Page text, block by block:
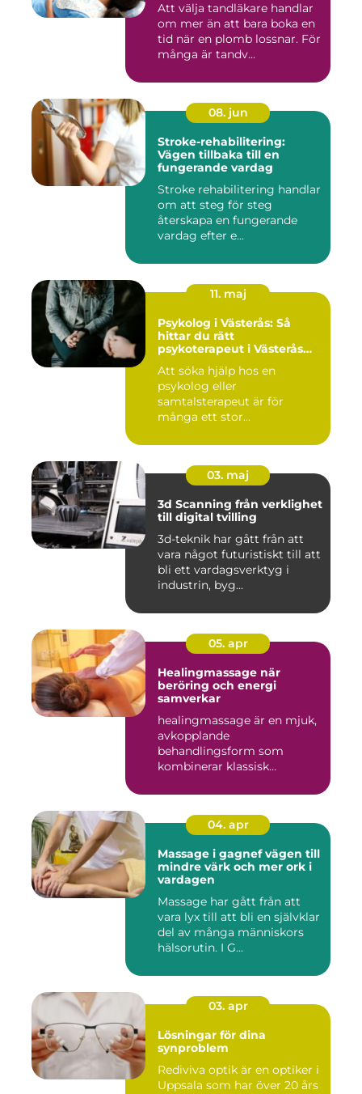
Att välja tandläkare handlar
om mer än att bara boka en
tid när en plomb lossnar. För
många är tandv...
08. jun
Stroke-rehabilitering:
Vägen tillbaka till en
fungerande vardag
Stroke rehabilitering handlar
om att steg för steg
återskapa en fungerande
vardag efter e...
11. maj
Psykolog i Västerås: Så
hittar du rätt
psykoterapeut i Västerås
Att söka hjälp hos en
psykolog eller
samtalsterapeut är för
många ett stor...
03. maj
3d Scanning från verklighet
till digital tvilling
3d-teknik har gått från att
vara något futuristiskt till att
bli ett vardagsverktyg i
industrin, byg...
05. apr
Healingmassage när
beröring och energi
samverkar
healingmassage är en mjuk,
avkopplande
behandlingsform som
kombinerar klassisk
04. apr
Massage i gagnef vägen till
mindre värk och mer ork i
vardagen
Massage har gått från att
vara lyx till att bli en självklar
del av många människors
hälsorutin. I G...
03. apr
Lösningar för dina
synproblem
Rediviva optik är en optiker i
Uppsala som har över 20 års